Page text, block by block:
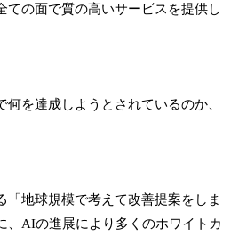
ての面で質の高いサービスを提供し
何を達成しようとされているのか、
「地球規模で考えて改善提案をしま
、AIの進展により多くのホワイトカ